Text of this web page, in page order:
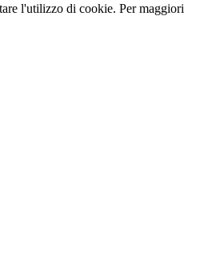
l'utilizzo di cookie. Per maggiori